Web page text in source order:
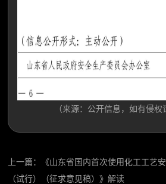
（来源：公开信息，如有侵权
上一篇：
《山东省国内首次使用化工工艺
（试行）（征求意见稿）》解读